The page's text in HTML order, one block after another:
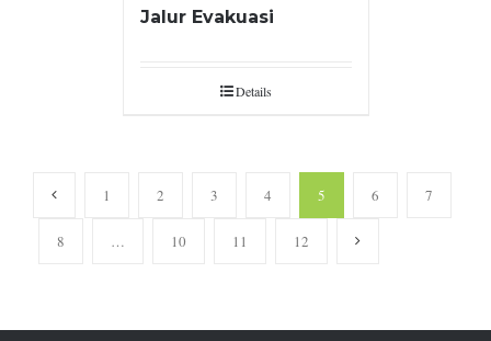
Jalur Evakuasi
Details
1 2 3 4 5 6 7
8 … 10 11 12